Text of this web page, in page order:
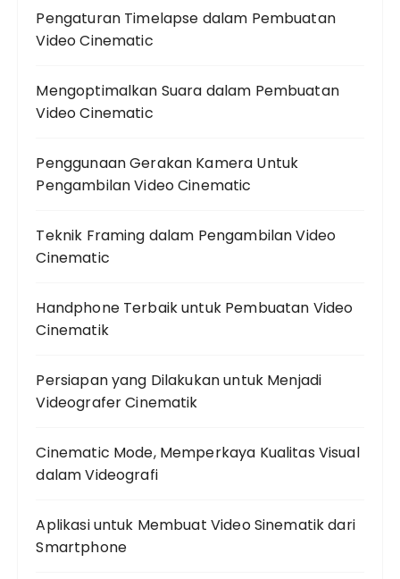
Pengaturan Timelapse dalam Pembuatan
Video Cinematic
Mengoptimalkan Suara dalam Pembuatan
Video Cinematic
Penggunaan Gerakan Kamera Untuk
Pengambilan Video Cinematic
Teknik Framing dalam Pengambilan Video
Cinematic
Handphone Terbaik untuk Pembuatan Video
Cinematik
Persiapan yang Dilakukan untuk Menjadi
Videografer Cinematik
Cinematic Mode, Memperkaya Kualitas Visual
dalam Videografi
Aplikasi untuk Membuat Video Sinematik dari
Smartphone